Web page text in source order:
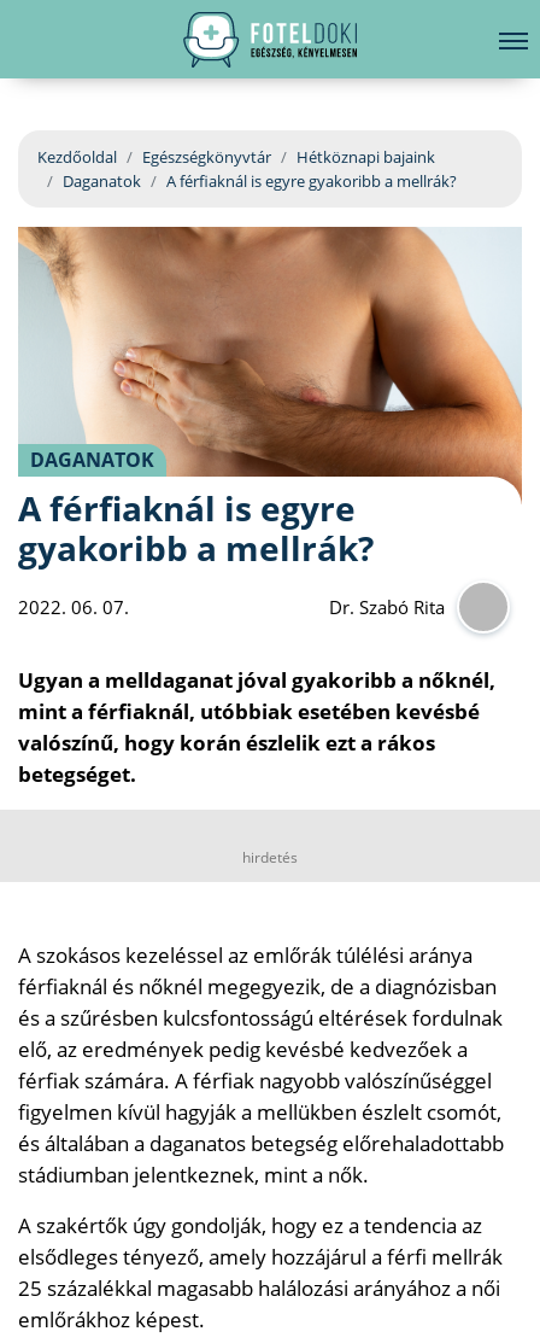
EGÉSZSÉGKÖNYVTÁR
BETEGSÉGKALAUZ
ÜGYELETKERESŐ
ORVOS VÁLASZOL
ORVOSKERESŐ
hirdetés
Kezdőoldal Egészségkönyvtár
Hétköznapi bajaink
Daganatok
A férfiaknál is egyre gyakoribb a mellrák?
DAGANATOK
A férfiaknál is egyre
gyakoribb a mellrák?
2022. 06. 07. Dr. Szabó Rita
Ugyan a melldaganat jóval gyakoribb a nőknél,
mint a férfiaknál, utóbbiak esetében kevésbé
valószínű, hogy korán észlelik ezt a rákos
betegséget.
hirdetés
A szokásos kezeléssel az emlőrák túlélési aránya
férfiaknál és nőknél megegyezik, de a diagnózisban
és a szűrésben kulcsfontosságú eltérések fordulnak
elő, az eredmények pedig kevésbé kedvezőek a
férfiak számára. A férfiak nagyobb valószínűséggel
figyelmen kívül hagyják a mellükben észlelt csomót,
és általában a daganatos betegség előrehaladottabb
stádiumban jelentkeznek, mint a nők.
A szakértők úgy gondolják, hogy ez a tendencia az
elsődleges tényező, amely hozzájárul a férfi mellrák
25 százalékkal magasabb halálozási arányához a női
emlőrákhoz képest.